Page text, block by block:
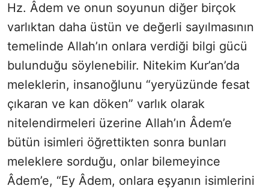
Hz. Âdem ve onun soyunun diğer birçok
varlıktan daha üstün ve değerli sayılmasının
temelinde Allah’ın onlara verdiği bilgi gücü
bulunduğu söylenebilir. Nitekim Kur’an’da
meleklerin, insanoğlunu “yeryüzünde fesat
çıkaran ve kan döken” varlık olarak
nitelendirmeleri üzerine Allah’ın Âdem’e
bütün isimleri öğrettikten sonra bunları
meleklere sorduğu, onlar bilemeyince
Âdem’e, “Ey Âdem, onlara eşyanın isimlerini